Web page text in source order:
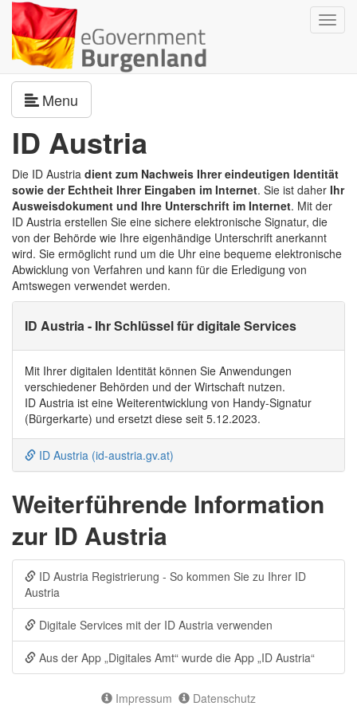
Menu
ID Austria
Die ID Austria dient zum Nachweis Ihrer eindeutigen Identität
sowie der Echtheit Ihrer Eingaben im Internet. Sie ist daher Ihr
Ausweisdokument und Ihre Unterschrift im Internet. Mit der
ID Austria erstellen Sie eine sichere elektronische Signatur, die
von der Behörde wie Ihre eigenhändige Unterschrift anerkannt
wird. Sie ermöglicht rund um die Uhr eine bequeme elektronische
Abwicklung von Verfahren und kann für die Erledigung von
Amtswegen verwendet werden.
ID Austria - Ihr Schlüssel für digitale Services
Mit Ihrer digitalen Identität können Sie Anwendungen
verschiedener Behörden und der Wirtschaft nutzen.
ID Austria ist eine Weiterentwicklung von Handy-Signatur
(Bürgerkarte) und ersetzt diese seit 5.12.2023.
ID Austria (id-austria.gv.at)
Weiterführende Information
zur ID Austria
ID Austria Registrierung - So kommen Sie zu Ihrer ID
Austria
Digitale Services mit der ID Austria verwenden
Aus der App „Digitales Amt“ wurde die App „ID Austria“
Impressum Datenschutz